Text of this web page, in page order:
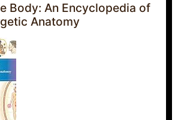
Body: An Encyclopedia of
Anatomy